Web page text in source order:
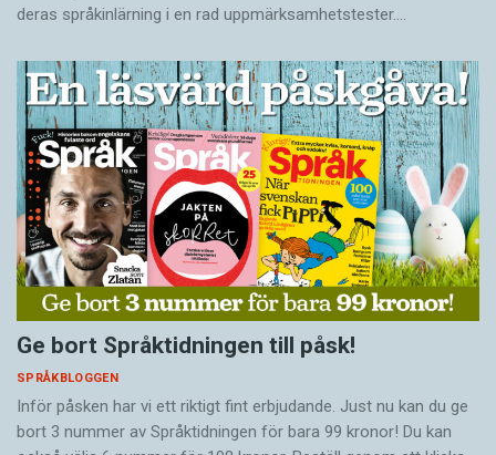
deras språkinlärning i en rad uppmärksamhetstester.…
Ge bort Språktidningen till påsk!
SPRÅKBLOGGEN
Inför påsken har vi ett riktigt fint erbjudande. Just nu kan du ge
bort 3 nummer av Språktidningen för bara 99 kronor! Du kan